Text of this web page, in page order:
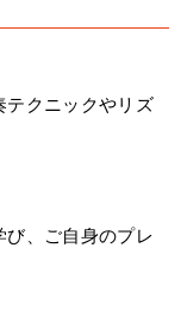
テクニックやリズ
、ご自身のプレ